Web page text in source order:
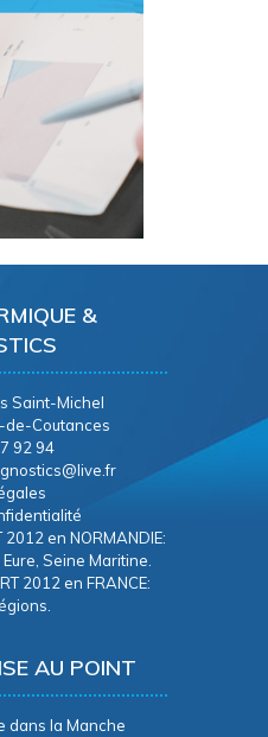
&
Saint-Michel
Coutances
92 94
en NORMANDIE:
Seine Maritine.
2012 en FRANCE:
AU POINT
dans la Manche